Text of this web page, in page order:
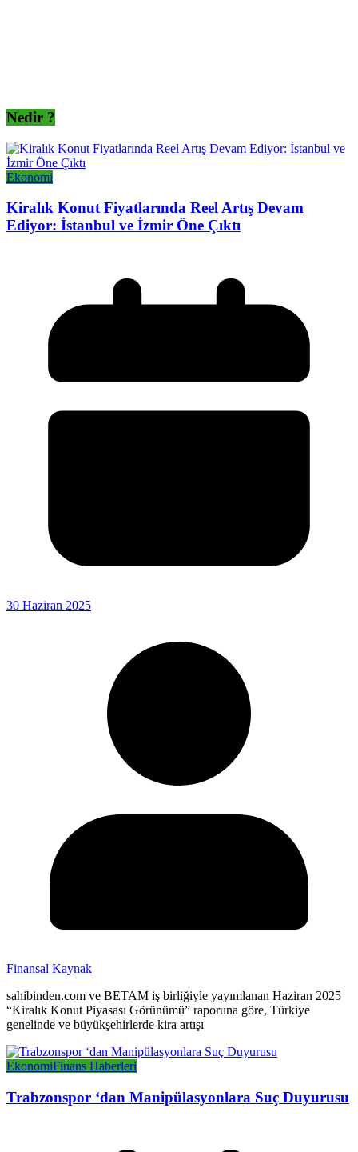
Nedir ?
Ekonomi
Kiralık Konut Fiyatlarında Reel Artış Devam
Ediyor: İstanbul ve İzmir Öne Çıktı
30 Haziran 2025
Finansal Kaynak
sahibinden.com ve BETAM iş birliğiyle yayımlanan Haziran 2025
“Kiralık Konut Piyasası Görünümü” raporuna göre, Türkiye
genelinde ve büyükşehirlerde kira artışı
EkonomiFinans Haberleri
Trabzonspor ‘dan Manipülasyonlara Suç Duyurusu